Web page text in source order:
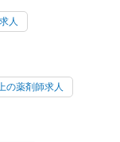
人
の薬剤師求人